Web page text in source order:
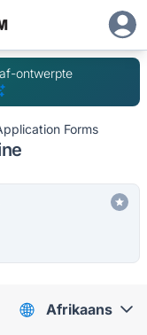
ontwerpte
Forms
Afrikaans